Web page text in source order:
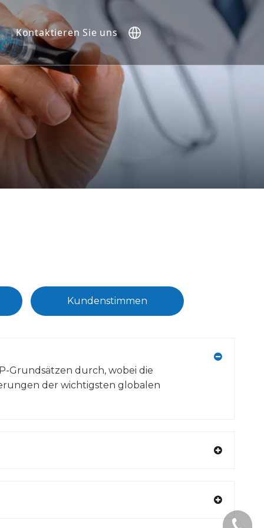
Kontaktieren Sie uns
Kundenstimmen
Grundsätzen durch, wobei die
der wichtigsten globalen
+1